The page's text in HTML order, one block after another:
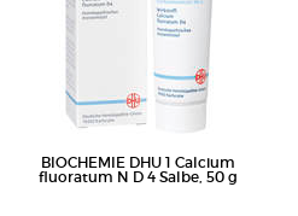
BIOCHEMIE DHU 1 Calcium
fluoratum N D 4 Salbe, 50 g